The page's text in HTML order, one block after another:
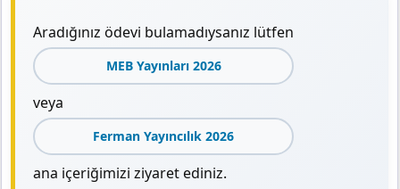
Aradığınız ödevi bulamadıysanız lütfen
MEB Yayınları 2026
veya
Ferman Yayıncılık 2026
ana içeriğimizi ziyaret ediniz.